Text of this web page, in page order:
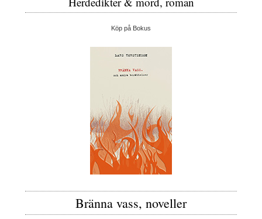
Köp på Bokus
Bränna vass, noveller